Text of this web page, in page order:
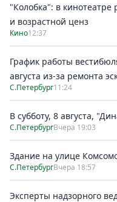
"Колобка": в кинотеатре
и возрастной ценз
Кино12:37
График работы
августа из-за ремонта
С.Петербург11:24
В субботу, 8 августа,
С.ПетербургВчера 19:03
Здание на улице
С.ПетербургВчера 18:57
Эксперты надзорного